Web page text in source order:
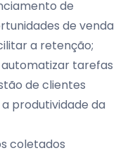
de
de venda
a retenção;
tarefas
de clientes
produtividade da
coletados